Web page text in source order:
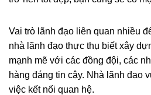
Vai trò lãnh đạo liên quan nhiều
nhà lãnh đạo thực thụ biết xây
mạnh mẽ với các đồng đội, các
hàng đáng tin cậy. Nhà lãnh đạo
việc kết nối quan hệ.